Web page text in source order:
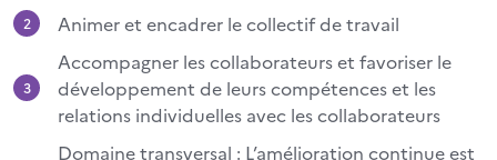
Animer et encadrer le collectif de travail
Accompagner les collaborateurs et favoriser le
développement de leurs compétences et les
relations individuelles avec les collaborateurs
Domaine transversal : L’amélioration continue est